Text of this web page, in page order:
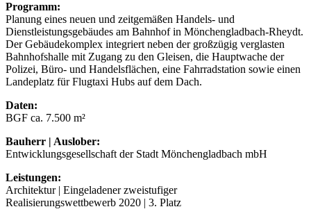
Programm:
Planung eines neuen und zeitgemäßen Handels- und
Dienstleistungsgebäudes am Bahnhof in Mönchengladbach-Rheydt.
Der Gebäudekomplex integriert neben der großzügig verglasten
Bahnhofshalle mit Zugang zu den Gleisen, die Hauptwache der
Polizei, Büro- und Handelsflächen, eine Fahrradstation sowie einen
Landeplatz für Flugtaxi Hubs auf dem Dach.
Daten:
BGF ca. 7.500 m²
Bauherr | Auslober:
Entwicklungsgesellschaft der Stadt Mönchengladbach mbH
Leistungen:
Architektur | Eingeladener zweistufiger
Realisierungswettbewerb 2020 | 3. Platz